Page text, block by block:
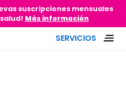
suscripciones mensuales
Más información
SERVICIOS